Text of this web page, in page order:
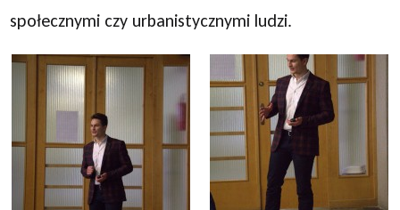
społecznymi czy urbanistycznymi ludzi.